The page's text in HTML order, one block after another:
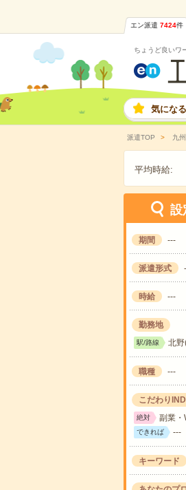
エン派遣 7424件
ちょうど良いワ
気にな
派遣TOP 九
平均時給:
設
期間 ---
派遣形式
時給 ---
勤務地
駅/路線 北
職種 ---
こだわり
絶対 副業・
できれば ---
キーワード